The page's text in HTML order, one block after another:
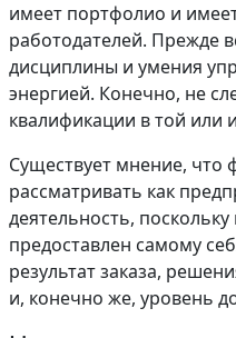
имеет портфолио и
работодателей. Прежде
дисциплины и умения
энергией. Конечно, не
квалификации в той или
Существует мнение, что
рассматривать как
деятельность,
предоставлен самому
результат заказа,
и, конечно же, уровень